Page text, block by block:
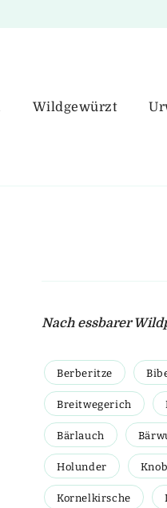
Wildgewürzt
Nach essbarer
Berberitze
Breitwegerich
Bärlauch
Holunder
Kornelkirsche